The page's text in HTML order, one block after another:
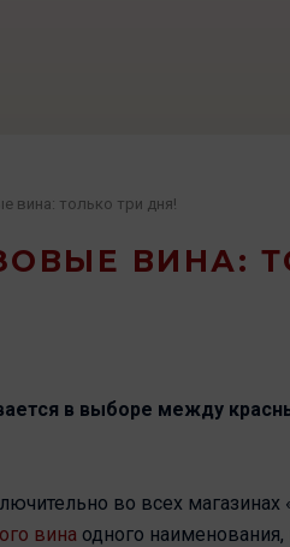
ВИНА:
вина: только три дня!
в выборе между
во всех магазинах
вина одного